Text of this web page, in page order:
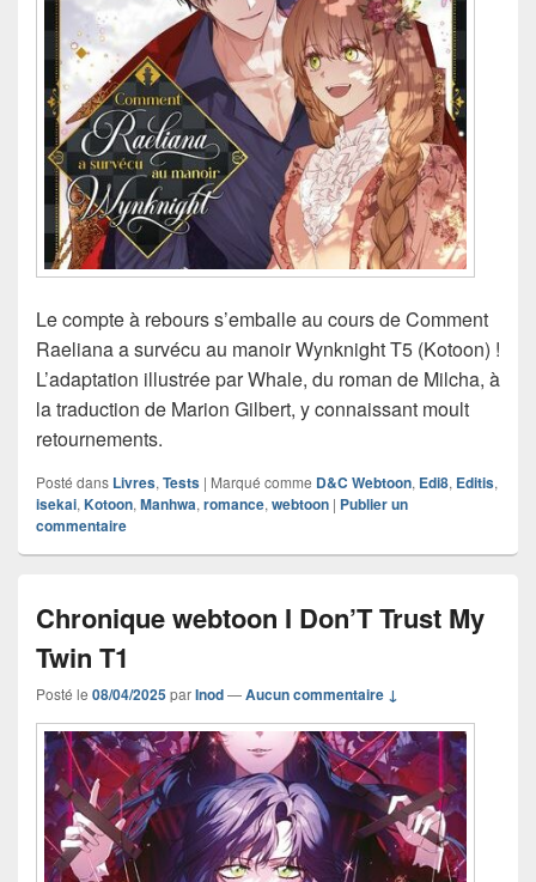
Le compte à rebours s’emballe au cours de Comment
Raeliana a survécu au manoir Wynknight T5 (Kotoon) !
L’adaptation illustrée par Whale, du roman de Milcha, à
la traduction de Marion Gilbert, y connaissant moult
retournements.
Posté dans Livres, Tests | Marqué comme D&C Webtoon, Edi8, Editis,
isekai, Kotoon, Manhwa, romance, webtoon | Publier un
commentaire
Chronique webtoon I Don’T Trust My
Twin T1
Posté le 08/04/2025parInod—Aucun commentaire ↓